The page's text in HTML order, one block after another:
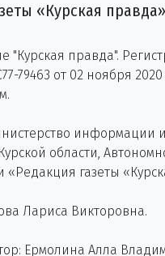
«Курская правда»
"Курская правда".
79463 от 02 ноября
информации
области,
«Редакция газеты
Лариса Викторовна.
Ермолина Алла